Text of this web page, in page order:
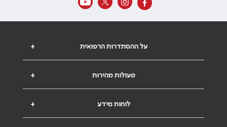
+ על ההסתדרות הרפואית
+ פעולות מהירות
+ לוחות מידע